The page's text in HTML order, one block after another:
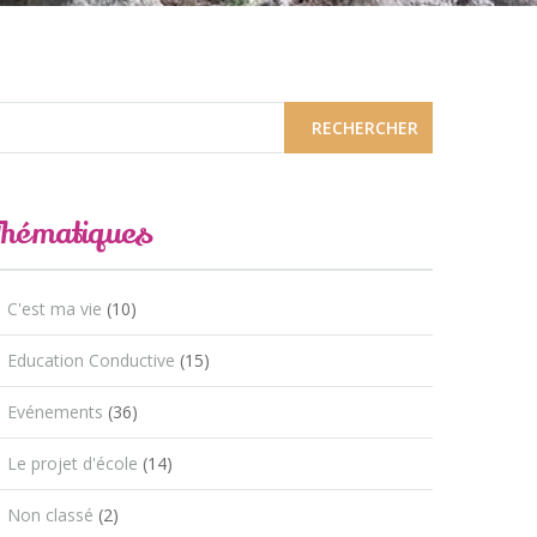
C'est ma vie (10)
Education Conductive (15)
Evénements (36)
Le projet d'école (14)
Non classé (2)